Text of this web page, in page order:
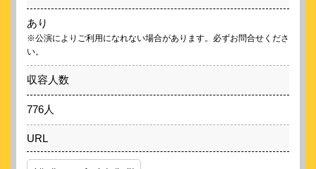
あり
※公演によりご利用になれない場合があります。必ずお問合せくださ
い。
収容人数
776人
URL